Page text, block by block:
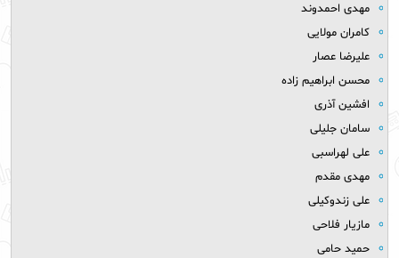
مهدی احمدوند
کامران مولایی
علیرضا عصار
محسن ابراهیم زاده
افشین آذری
سامان جلیلی
علی لهراسبی
مهدی مقدم
علی زندوکیلی
مازیار فلاحی
حمید حامی